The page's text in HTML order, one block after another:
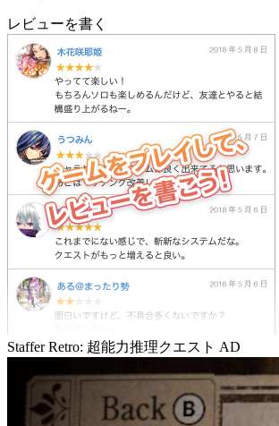
レビューを書く
Staffer Retro: 超能力推理クエスト AD